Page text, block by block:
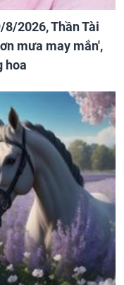
2026, Thần Tài
mưa may mắn',
hoa